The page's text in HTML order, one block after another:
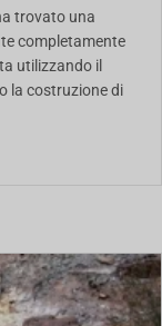
trovato una
completamente
utilizzando il
la costruzione di